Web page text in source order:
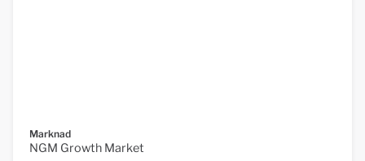
Marknad
NGM Growth Market